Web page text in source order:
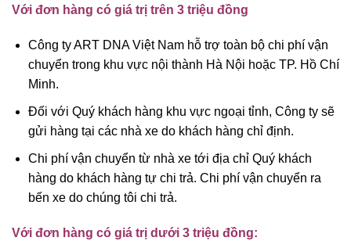
Với đơn hàng có giá trị trên 3 triệu đồng
Công ty ART DNA Việt Nam hỗ trợ toàn bộ chi phí vận
chuyển trong khu vực nội thành Hà Nội hoặc TP. Hồ Chí
Minh.
Đối với Quý khách hàng khu vực ngoại tỉnh, Công ty sẽ
gửi hàng tại các nhà xe do khách hàng chỉ định.
Chi phí vận chuyển từ nhà xe tới địa chỉ Quý khách
hàng do khách hàng tự chi trả. Chi phí vận chuyển ra
bến xe do chúng tôi chi trả.
Với đơn hàng có giá trị dưới 3 triệu đồng: